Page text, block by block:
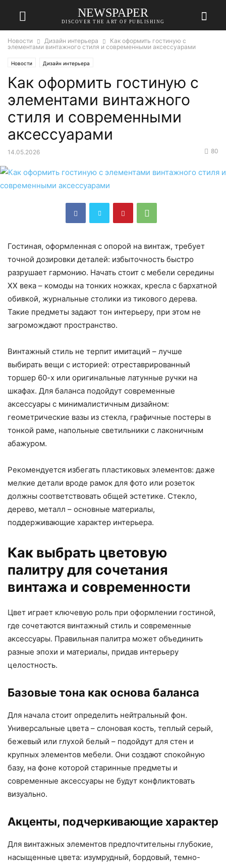
NEWSPAPER
DISCOVER THE ART OF PUBLISHING
Новости Дизайн интерьера
Как оформить гостиную с
элементами винтажного стиля и современными аксессуарами
Новости Дизайн интерьера
Как оформить гостиную с
элементами винтажного
стиля и современными
аксессуарами
14.05.2026 80
Гостиная, оформленная с опорой на винтаж, требует
точной дозировки деталей: избыточность быстро
разрушает гармонию. Начать стоит с мебели середины
XX века – комоды на тонких ножках, кресла с бархатной
обивкой, журнальные столики из тикового дерева.
Такие предметы задают тон интерьеру, при этом не
загромождают пространство.
Винтажный стиль не терпит имитаций – лучше
выбирать вещи с историей: отреставрированный
торшер 60-х или оригинальные латунные ручки на
шкафах. Для баланса подойдут современные
аксессуары с минималистичным дизайном:
геометрические вазы из стекла, графичные постеры в
тонкой раме, напольные светильники с лаконичным
абажуром.
Рекомендуется избегать пластиковых элементов: даже
мелкие детали вроде рамок для фото или розеток
должны соответствовать общей эстетике. Стекло,
дерево, металл – основные материалы,
поддерживающие характер интерьера.
Как выбрать цветовую
палитру для сочетания
винтажа и современности
Цвет играет ключевую роль при оформлении гостиной,
где сочетаются винтажный стиль и современные
аксессуары. Правильная палитра может объединить
разные эпохи и материалы, придав интерьеру
целостность.
Базовые тона как основа баланса
Для начала стоит определить нейтральный фон.
Универсальные цвета – слоновая кость, теплый серый,
бежевый или глухой белый – подойдут для стен и
крупных элементов мебели. Они создают спокойную
базу, на фоне которой старинные предметы и
современные аксессуары не будут конфликтовать
визуально.
Акценты, подчеркивающие характер
Для винтажных элементов предпочтительны глубокие,
насыщенные цвета: изумрудный, бордовый, темно-